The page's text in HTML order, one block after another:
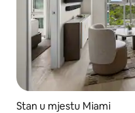
Stan u mjestu Miami